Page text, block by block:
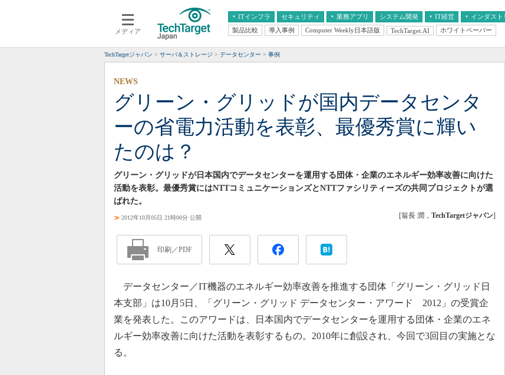
メディア
ITインフラ
クラウド
スマートモバイル
ネットワーク
システム運用管理
セキュリティ 業務アプリ
エンタープライズAI
ERP
情報系システム
システム開発 IT経営
経営とIT
インダスト
医療IT
製品比較 導入事例 Computer Weekly日本語版 TechTarget.AI ホワイトペーパー
TechTargetジャパン サーバ＆ストレージ データセンター 事例
グリーン・グリッドが国内データセンタ
ーの省電力活動を表彰、最優秀賞に輝い
たのは？
NEWS
グリーン・グリッドが日本国内でデータセンターを運用する団体・企業のエネルギー効率改善に向けた
活動を表彰。最優秀賞にはNTTコミュニケーションズとNTTファシリティーズの共同プロジェクトが選
ばれた。
≫ 2012年10月05日 21時00分 公開 [翁長 潤， TechTargetジャパン]
印刷／PDF
データセンター／IT機器のエネルギー効率改善を推進する団体「グリーン・グリッド日
本支部」は10月5日、「グリーン・グリッド データセンター・アワード 2012」の受賞企
業を発表した。このアワードは、日本国内でデータセンターを運用する団体・企業のエネ
ルギー効率改善に向けた活動を表彰するもの。2010年に創設され、今回で3回目の実施とな
る。